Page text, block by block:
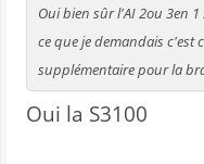
Oui bien sûr l'AI 2ou 3en
ce que je demandais c'est
supplémentaire pour la
Oui la S3100